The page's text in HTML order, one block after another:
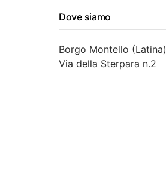
Dove siamo
Borgo Montello (Latina)
Via della Sterpara n.2